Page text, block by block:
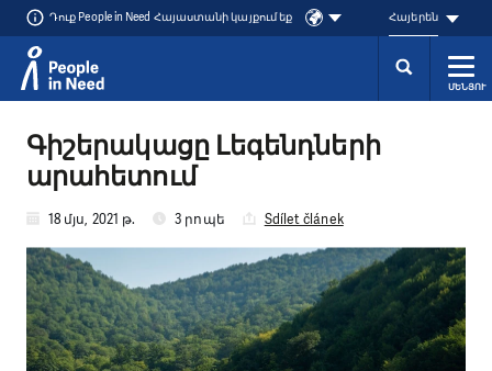
Դուք People in Need Հայաստանի կայքում եք Հայերեն
ՄԵՆՅՈՒ
Գիշերակացը Լեգենդների
արահետում
18 մյս, 2021 թ. 3 րոպե Sdílet článek